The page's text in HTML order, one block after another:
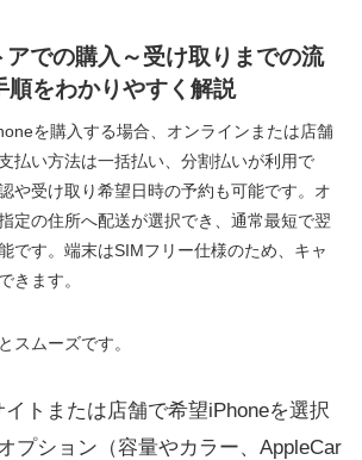
アでの購入～受け取りまでの流
順をわかりやすく解説
を購入する場合、オンラインまたは店舗
払い方法は一括払い、分割払いが利用で
や受け取り希望日時の予約も可能です。オ
定の住所へ配送が選択でき、通常最短で翌
です。端末はSIMフリー仕様のため、キャ
きます。
スムーズです。
イトまたは店舗で希望iPhoneを選択
プション（容量やカラー、AppleCar